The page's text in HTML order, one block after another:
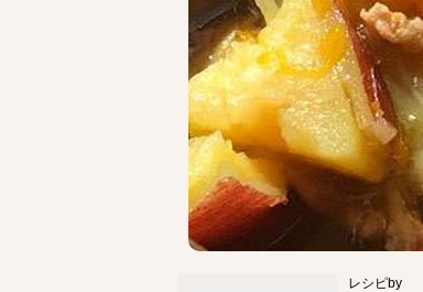
レシピby